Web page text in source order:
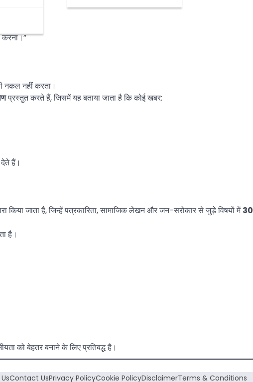
नहीं करता।
प्रस्तुत करते हैं, जिसमें यह बताया जाता है कि कोई खबर:
हैं।
किया जाता है, जिन्हें पत्रकारिता, सामाजिक लेखन और जन-सरोकार से जुड़े विषयों में30
है।
को बेहतर बनाने के लिए प्रतिबद्ध है।
Contact UsPrivacy PolicyCookie PolicyDisclaimerTerms & Conditions